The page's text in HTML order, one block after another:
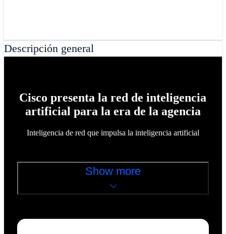
Descripción general
Cisco presenta la red de inteligencia
artificial para la era de la agencia
Inteligencia de red que impulsa la inteligencia artificial
Show more